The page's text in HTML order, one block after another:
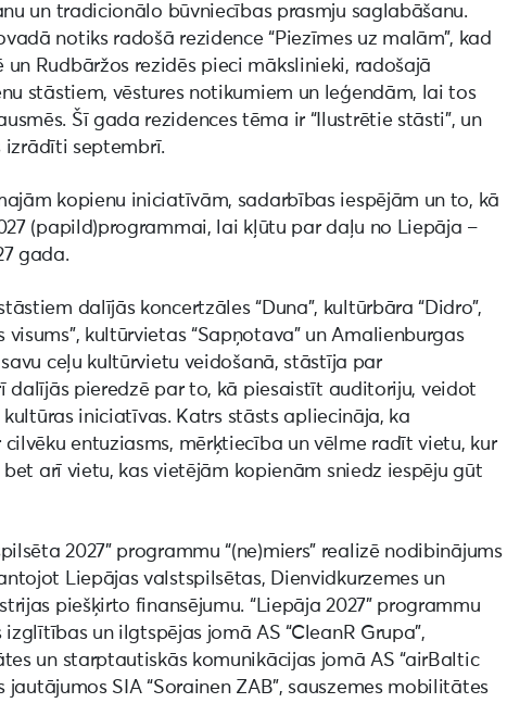
un tradicionālo būvniecības prasmju saglabāšanu.
notiks radošā rezidence “Piezīmes uz malām”, kad
un Rudbāržos rezidēs pieci mākslinieki, radošajā
stāstiem, vēstures notikumiem un leģendām, lai tos
Šī gada rezidences tēma ir “Ilustrētie stāsti”, un
septembrī.
kopienu iniciatīvām, sadarbības iespējām un to, kā
(papild)programmai, lai kļūtu par daļu no Liepāja –
gada.
dalījās koncertzāles “Duna”, kultūrbāra “Didro”,
kultūrvietas “Sapņotava” un Amalienburgas
ceļu kultūrvietu veidošanā, stāstīja par
dalījās pieredzē par to, kā piesaistīt auditoriju, veidot
iniciatīvas. Katrs stāsts apliecināja, ka
entuziasms, mērķtiecība un vēlme radīt vietu, kur
arī vietu, kas vietējām kopienām sniedz iespēju gūt
2027” programmu “(ne)miers” realizē nodibinājums
Liepājas valstspilsētas, Dienvidkurzemes un
piešķirto finansējumu. “Liepāja 2027” programmu
un ilgtspējas jomā AS “CleanR Grupa”,
un starptautiskās komunikācijas jomā AS “airBaltic
SIA “Sorainen ZAB”, sauszemes mobilitātes